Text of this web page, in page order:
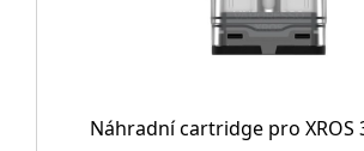
Náhradní cartridge pro XROS